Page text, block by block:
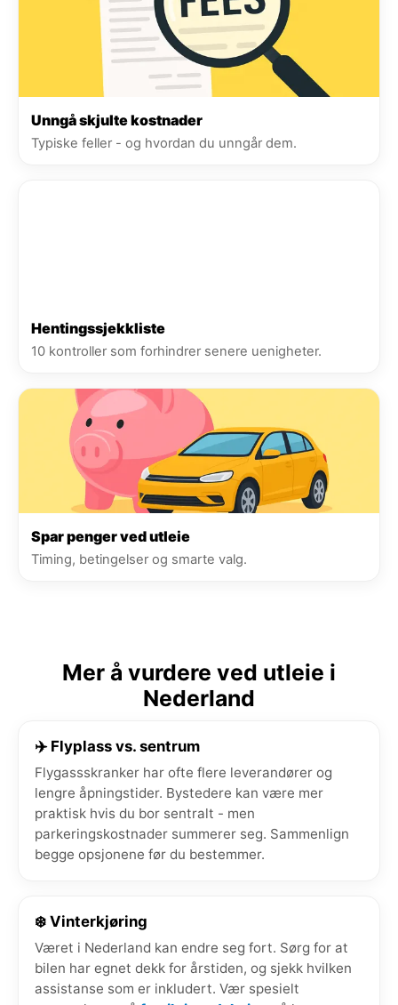
Unngå skjulte kostnader
Typiske feller - og hvordan du unngår dem.
Hentingssjekkliste
10 kontroller som forhindrer senere uenigheter.
Spar penger ved utleie
Timing, betingelser og smarte valg.
Mer å vurdere ved utleie i
Nederland
✈️ Flyplass vs. sentrum
Flygassskranker har ofte flere leverandører og
lengre åpningstider. Bystedere kan være mer
praktisk hvis du bor sentralt - men
parkeringskostnader summerer seg. Sammenlign
begge opsjonene før du bestemmer.
❄️ Vinterkjøring
Været i Nederland kan endre seg fort. Sørg for at
bilen har egnet dekk for årstiden, og sjekk hvilken
assistanse som er inkludert. Vær spesielt